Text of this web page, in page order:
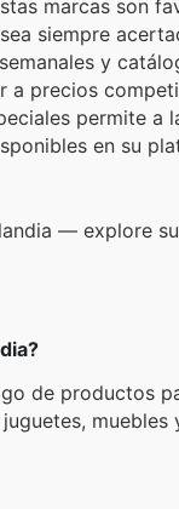
marcas son
siempre
y
a precios
permite a
en su
— explore
de productos